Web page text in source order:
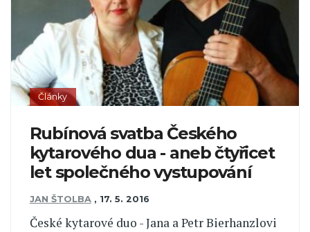
Články
Rubínová svatba Českého
kytarového dua - aneb čtyřicet
let společného vystupování
JAN ŠTOLBA , 17. 5. 2016
České kytarové duo - Jana a Petr Bierhanzlovi